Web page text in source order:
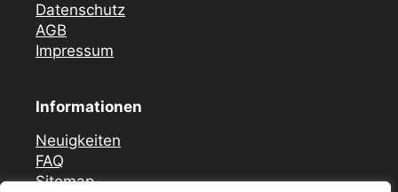
Datenschutz
AGB
Impressum
Informationen
Neuigkeiten
FAQ
Sitemap